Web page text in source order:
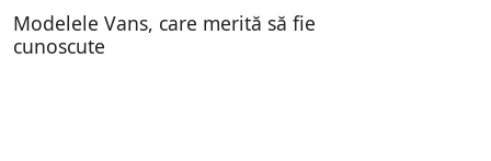
Modelele Vans, care merită să fie
cunoscute